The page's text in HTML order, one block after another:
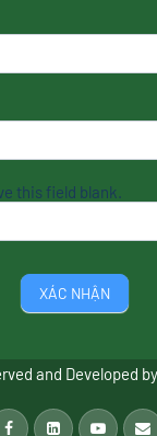
this field blank.
XÁC NHẬN
and Developed by